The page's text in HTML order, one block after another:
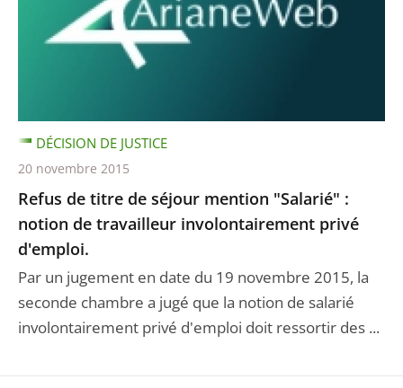
Refus de titre de séjour mention "Salarié" :
notion de travailleur involontairement privé
d'emploi.
Par un jugement en date du 19 novembre 2015, la
seconde chambre a jugé que la notion de salarié
involontairement privé d'emploi doit ressortir des ...
DÉCISION DE JUSTICE
20 novembre 2015